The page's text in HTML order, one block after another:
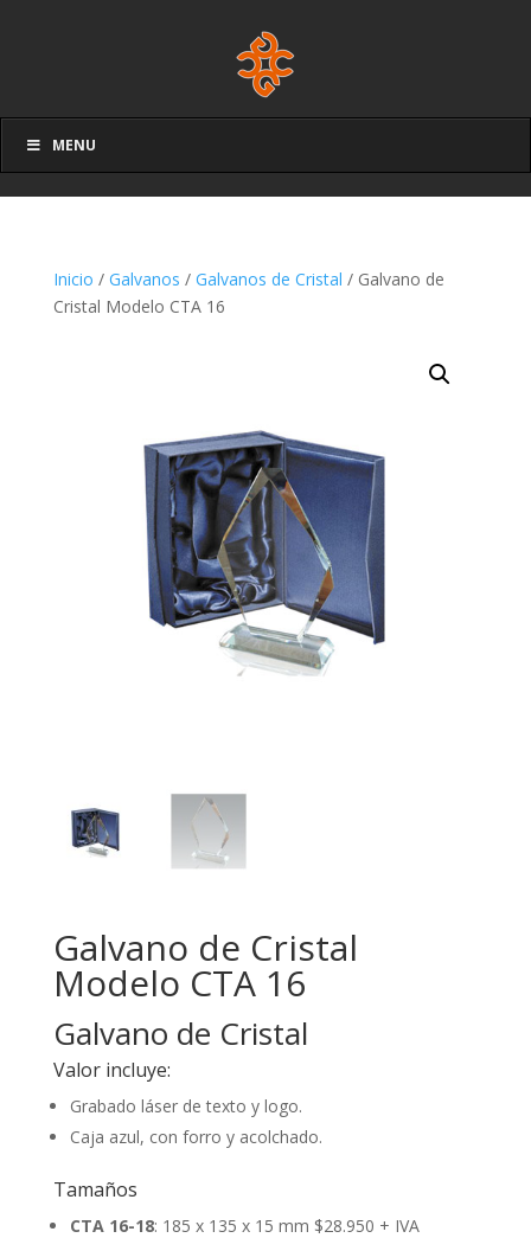
MENU
Inicio / Galvanos / Galvanos de Cristal / Galvano de
Cristal Modelo CTA 16
Galvano de Cristal
Modelo CTA 16
Galvano de Cristal
Valor incluye:
Grabado láser de texto y logo.
Caja azul, con forro y acolchado.
Tamaños
CTA 16-18: 185 x 135 x 15 mm $28.950 + IVA